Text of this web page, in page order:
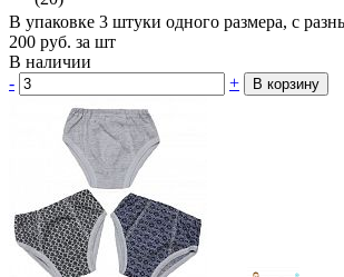
В упаковке 3 штуки одного размера, с
200 руб. за шт
В наличии
-
+ В корзину